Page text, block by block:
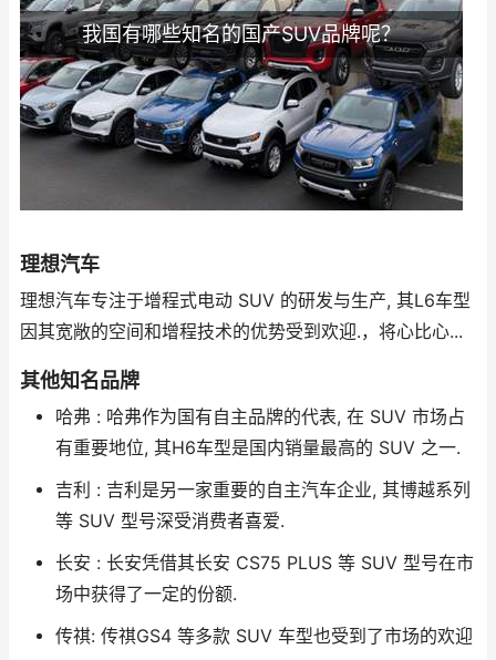
我国有哪些知名的国产SUV品牌呢？
理想汽车
理想汽车专注于增程式电动 SUV 的研发与生产, 其L6车型
因其宽敞的空间和增程技术的优势受到欢迎.，将心比心...
其他知名品牌
哈弗 : 哈弗作为国有自主品牌的代表, 在 SUV 市场占
有重要地位, 其H6车型是国内销量最高的 SUV 之一.
吉利 : 吉利是另一家重要的自主汽车企业, 其博越系列
等 SUV 型号深受消费者喜爱.
长安 : 长安凭借其长安 CS75 PLUS 等 SUV 型号在市
场中获得了一定的份额.
传祺: 传祺GS4 等多款 SUV 车型也受到了市场的欢迎